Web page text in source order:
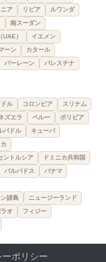
ア リビア
ルワンダ
南スーダン
）
イエメン
ーン
カタール
バーレーン
パレスチナ
ル コロンビア
スリナム
ズエラ ペルー ボリビア
バドル
キューバ
ントルシア
ドミニカ共和国
バルバドス
パナマ
諸島
ニュージーランド
オ
フィジー
ポリシー